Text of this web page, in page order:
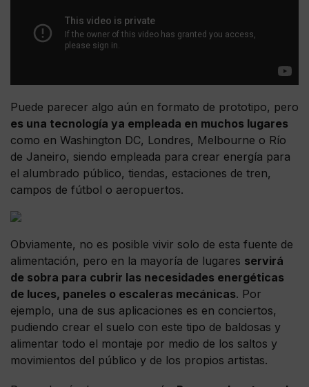
Puede parecer algo aún en formato de prototipo, pero
es una tecnología ya empleada en muchos lugares
como en Washington DC, Londres, Melbourne o Río
de Janeiro, siendo empleada para crear energía para
el alumbrado público, tiendas, estaciones de tren,
campos de fútbol o aeropuertos.
Obviamente, no es posible vivir solo de esta fuente de
alimentación, pero en la mayoría de lugares servirá
de sobra para cubrir las necesidades energéticas
de luces, paneles o escaleras mecánicas. Por
ejemplo, una de sus aplicaciones es en conciertos,
pudiendo crear el suelo con este tipo de baldosas y
alimentar todo el montaje por medio de los saltos y
movimientos del público y de los propios artistas.